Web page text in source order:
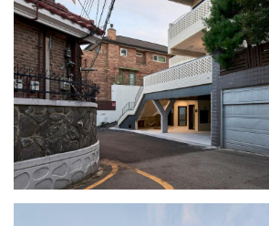
筑
设
计
室
内
设
计